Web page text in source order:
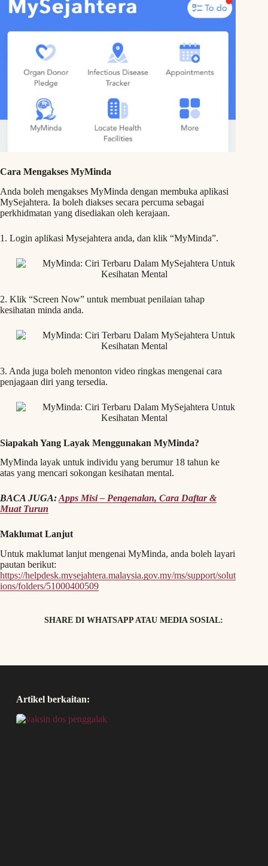
Cara Mengakses MyMinda
Anda boleh mengakses MyMinda dengan membuka aplikasi
MySejahtera. Ia boleh diakses secara percuma sebagai
perkhidmatan yang disediakan oleh kerajaan.
1. Login aplikasi Mysejahtera anda, dan klik “MyMinda”.
2. Klik “Screen Now” untuk membuat penilaian tahap
kesihatan minda anda.
3. Anda juga boleh menonton video ringkas mengenai cara
penjagaan diri yang tersedia.
Siapakah Yang Layak Menggunakan MyMinda?
MyMinda layak untuk individu yang berumur 18 tahun ke
atas yang mencari sokongan kesihatan mental.
BACA JUGA:Apps Misi – Pengenalan, Cara Daftar &
Muat Turun
Maklumat Lanjut
Untuk maklumat lanjut mengenai MyMinda, anda boleh layari
pautan berikut:
https://helpdesk.mysejahtera.malaysia.gov.my/ms/support/solut
ions/folders/51000400509
SHARE DI WHATSAPP ATAU MEDIA SOSIAL:
Artikel berkaitan: